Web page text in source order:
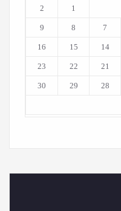
1
2
7
8
9
14
15
16
21
22
23
28
29
30